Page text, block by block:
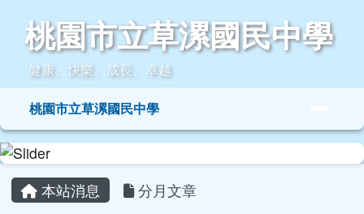
桃園市立草漯國民中學
桃園市立草漯國民中學
健康、快樂、成長、卓越
導覽列桃園市立草漯國民中學
主內容區域
本站消息 分月文章
頁尾區域